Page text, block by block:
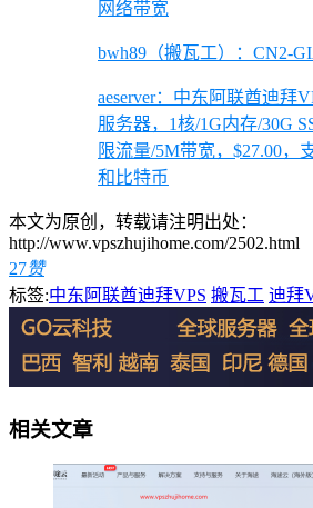
网络带宽
bwh89（搬瓦工）：CN2-
aeserver：中东阿联酋迪拜
服务器，1核/1G内存/30G
限流量/5M带宽，$27.00，
和比特币
本文为原创，转载请注明出处：
http://www.vpszhujihome.com/2502.html
27赞
标签:中东阿联酋迪拜VPS 搬瓦工 迪拜
相关文章